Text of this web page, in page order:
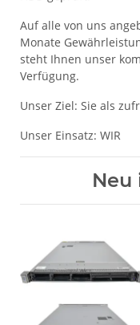
Auf alle von uns
Monate
steht Ihnen unser
Verfügung.
Unser Ziel: Sie als
Unser Einsatz: WIR
Neu